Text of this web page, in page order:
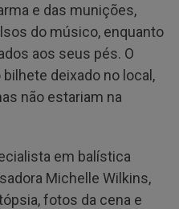
e das munições,
do músico, enquanto
aos seus pés. O
deixado no local,
não estariam na
em balística
Michelle Wilkins,
fotos da cena e